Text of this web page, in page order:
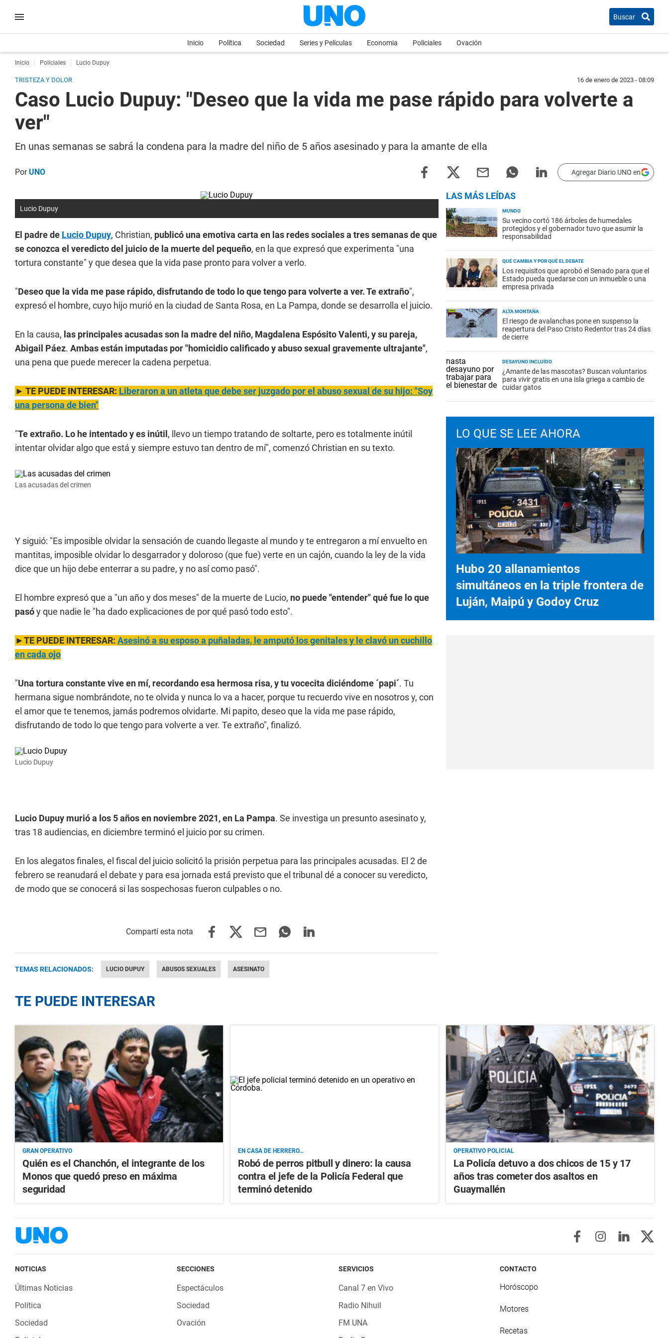
Buscar
Inicio Política Sociedad Series y Películas Economia Policiales Ovación
Inicio Policiales Lucio Dupuy
TRISTEZA Y DOLOR 16 de enero de 2023 - 08:09
Caso Lucio Dupuy: "Deseo que la vida me pase rápido para volverte a
ver"
En unas semanas se sabrá la condena para la madre del niño de 5 años asesinado y para la amante de ella
PorUNO Agregar Diario UNO en
Lucio Dupuy
El padre de Lucio Dupuy, Christian, publicó una emotiva carta en las redes sociales a tres semanas de que
se conozca el veredicto del juicio de la muerte del pequeño, en la que expresó que experimenta "una
tortura constante" y que desea que la vida pase pronto para volver a verlo.
"Deseo que la vida me pase rápido, disfrutando de todo lo que tengo para volverte a ver. Te extraño",
expresó el hombre, cuyo hijo murió en la ciudad de Santa Rosa, en La Pampa, donde se desarrolla el juicio.
En la causa, las principales acusadas son la madre del niño, Magdalena Espósito Valenti, y su pareja,
Abigail Páez. Ambas están imputadas por "homicidio calificado y abuso sexual gravemente ultrajante",
una pena que puede merecer la cadena perpetua.
► TE PUEDE INTERESAR: Liberaron a un atleta que debe ser juzgado por el abuso sexual de su hijo: "Soy
una persona de bien"
"Te extraño. Lo he intentado y es inútil , llevo un tiempo tratando de soltarte, pero es totalmente inútil
intentar olvidar algo que está y siempre estuvo tan dentro de mí", comenzó Christian en su texto.
Las acusadas del crimen
Y siguió: "Es imposible olvidar la sensación de cuando llegaste al mundo y te entregaron a mí envuelto en
mantitas, imposible olvidar lo desgarrador y doloroso (que fue) verte en un cajón, cuando la ley de la vida
dice que un hijo debe enterrar a su padre, y no así como pasó".
El hombre expresó que a "un año y dos meses" de la muerte de Lucio, no puede "entender" qué fue lo que
pasóy que nadie le "ha dado explicaciones de por qué pasó todo esto".
►TE PUEDE INTERESAR: Asesinó a su esposo a puñaladas, le amputó los genitales y le clavó un cuchillo
en cada ojo
"Una tortura constante vive en mí, recordando esa hermosa risa, y tu vocecita diciéndome ´papi´. Tu
hermana sigue nombrándote, no te olvida y nunca lo va a hacer, porque tu recuerdo vive en nosotros y, con
el amor que te tenemos, jamás podremos olvidarte. Mi papito, deseo que la vida me pase rápido,
disfrutando de todo lo que tengo para volverte a ver. Te extraño", finalizó.
Lucio Dupuy
Lucio Dupuy murió a los 5 años en noviembre 2021, en La Pampa. Se investiga un presunto asesinato y,
tras 18 audiencias, en diciembre terminó el juicio por su crimen.
En los alegatos finales, el fiscal del juicio solicitó la prisión perpetua para las principales acusadas. El 2 de
febrero se reanudará el debate y para esa jornada está previsto que el tribunal dé a conocer su veredicto,
de modo que se conocerá si las sospechosas fueron culpables o no.
TEMAS RELACIONADOS: LUCIO DUPUY ABUSOS SEXUALES ASESINATO
LAS MÁS LEÍDAS
MUNDO
Su vecino cortó 186 árboles de humedales
protegidos y el gobernador tuvo que asumir la
responsabilidad
QUÉ CAMBIA Y POR QUÉ EL DEBATE
Los requisitos que aprobó el Senado para que el
Estado pueda quedarse con un inmueble o una
empresa privada
ALTA MONTAÑA
El riesgo de avalanchas pone en suspenso la
reapertura del Paso Cristo Redentor tras 24 días
de cierre
DESAYUNO INCLUÍDO
¿Amante de las mascotas? Buscan voluntarios
para vivir gratis en una isla griega a cambio de
cuidar gatos
LO QUE SE LEE AHORA
Hubo 20 allanamientos
simultáneos en la triple frontera de
Luján, Maipú y Godoy Cruz
TE PUEDE INTERESAR
GRAN OPERATIVO
Quién es el Chanchón, el integrante de los
Monos que quedó preso en máxima
seguridad
EN CASA DE HERRERO...
Robó de perros pitbull y dinero: la causa
contra el jefe de la Policía Federal que
terminó detenido
OPERATIVO POLICIAL
La Policía detuvo a dos chicos de 15 y 17
años tras cometer dos asaltos en
Guaymallén
NOTICIAS
Últimas Noticias
Política
Sociedad
SECCIONES
Espectáculos
Sociedad
Ovación
SERVICIOS
Canal 7 en Vivo
Radio Nihuil
FM UNA
CONTACTO
Horóscopo
Motores
Recetas